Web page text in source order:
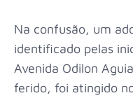
Na confusão, um
identificado pelas
Avenida Odilon
ferido, foi atingido